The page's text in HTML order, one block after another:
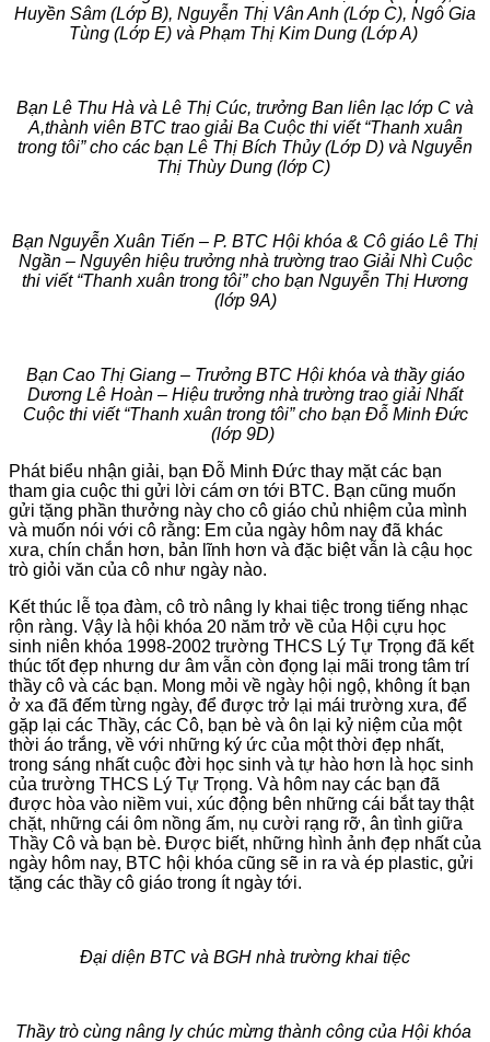
Huyền Sâm (Lớp B), Nguyễn Thị Vân Anh (Lớp C), Ngô Gia
Tùng (Lớp E) và Phạm Thị Kim Dung (Lớp A)
Bạn Lê Thu Hà và Lê Thị Cúc, trưởng Ban liên lạc lớp C và
A,thành viên BTC trao giải Ba Cuộc thi viết “Thanh xuân
trong tôi” cho các bạn Lê Thị Bích Thủy (Lớp D) và Nguyễn
Thị Thùy Dung (lớp C)
Bạn Nguyễn Xuân Tiến – P. BTC Hội khóa & Cô giáo Lê Thị
Ngần – Nguyên hiệu trưởng nhà trường trao Giải Nhì Cuộc
thi viết “Thanh xuân trong tôi” cho bạn Nguyễn Thị Hương
(lớp 9A)
Bạn Cao Thị Giang – Trưởng BTC Hội khóa và thầy giáo
Dương Lê Hoàn – Hiệu trưởng nhà trường trao giải Nhất
Cuộc thi viết “Thanh xuân trong tôi” cho bạn Đỗ Minh Đức
(lớp 9D)
Phát biểu nhận giải, bạn Đỗ Minh Đức thay mặt các bạn
tham gia cuộc thi gửi lời cám ơn tới BTC. Bạn cũng muốn
gửi tặng phần thưởng này cho cô giáo chủ nhiệm của mình
và muốn nói với cô rằng: Em của ngày hôm nay đã khác
xưa, chín chắn hơn, bản lĩnh hơn và đặc biệt vẫn là cậu học
trò giỏi văn của cô như ngày nào.
Kết thúc lễ tọa đàm, cô trò nâng ly khai tiệc trong tiếng nhạc
rộn ràng. Vậy là hội khóa 20 năm trở về của Hội cựu học
sinh niên khóa 1998-2002 trường THCS Lý Tự Trọng đã kết
thúc tốt đẹp nhưng dư âm vẫn còn đọng lại mãi trong tâm trí
thầy cô và các bạn. Mong mỏi về ngày hội ngộ, không ít bạn
ở xa đã đếm từng ngày, để được trở lại mái trường xưa, để
gặp lại các Thầy, các Cô, bạn bè và ôn lại kỷ niệm của một
thời áo trắng, về với những ký ức của một thời đẹp nhất,
trong sáng nhất cuộc đời học sinh và tự hào hơn là học sinh
của trường THCS Lý Tự Trọng. Và hôm nay các bạn đã
được hòa vào niềm vui, xúc động bên những cái bắt tay thật
chặt, những cái ôm nồng ấm, nụ cười rạng rỡ, ân tình giữa
Thầy Cô và bạn bè. Được biết, những hình ảnh đẹp nhất của
ngày hôm nay, BTC hội khóa cũng sẽ in ra và ép plastic, gửi
tặng các thầy cô giáo trong ít ngày tới.
Đại diện BTC và BGH nhà trường khai tiệc
Thầy trò cùng nâng ly chúc mừng thành công của Hội khóa